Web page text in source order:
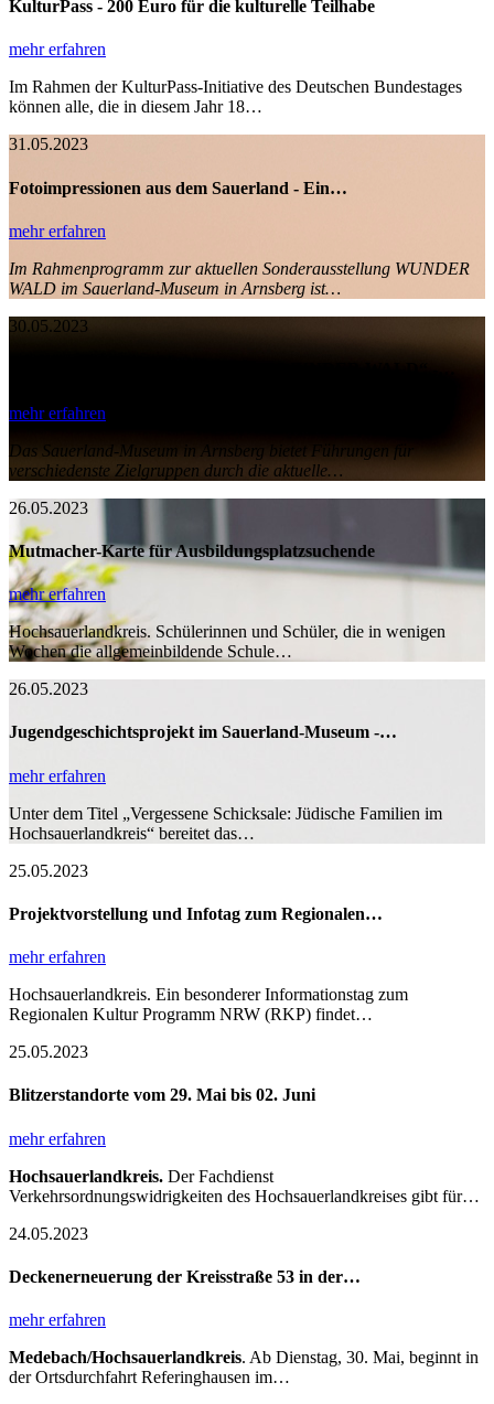
KulturPass - 200 Euro für die kulturelle Teilhabe
mehr erfahren
Im Rahmen der KulturPass-Initiative des Deutschen Bundestages
können alle, die in diesem Jahr 18…
31.05.2023
Fotoimpressionen aus dem Sauerland - Ein…
mehr erfahren
Im Rahmenprogramm zur aktuellen Sonderausstellung WUNDER
WALD im Sauerland-Museum in Arnsberg ist…
30.05.2023
Führungen zur Sonderausstellung „WUNDER WALD“ -…
mehr erfahren
Das Sauerland-Museum in Arnsberg bietet Führungen für
verschiedenste Zielgruppen durch die aktuelle…
26.05.2023
Mutmacher-Karte für Ausbildungsplatzsuchende
mehr erfahren
Hochsauerlandkreis. Schülerinnen und Schüler, die in wenigen
Wochen die allgemeinbildende Schule…
26.05.2023
Jugendgeschichtsprojekt im Sauerland-Museum -…
mehr erfahren
Unter dem Titel „Vergessene Schicksale: Jüdische Familien im
Hochsauerlandkreis“ bereitet das…
25.05.2023
Projektvorstellung und Infotag zum Regionalen…
mehr erfahren
Hochsauerlandkreis. Ein besonderer Informationstag zum
Regionalen Kultur Programm NRW (RKP) findet…
25.05.2023
Blitzerstandorte vom 29. Mai bis 02. Juni
mehr erfahren
Hochsauerlandkreis. Der Fachdienst
Verkehrsordnungswidrigkeiten des Hochsauerlandkreises gibt für…
24.05.2023
Deckenerneuerung der Kreisstraße 53 in der…
mehr erfahren
Medebach/Hochsauerlandkreis. Ab Dienstag, 30. Mai, beginnt in
der Ortsdurchfahrt Referinghausen im…